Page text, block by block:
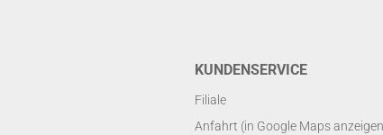
KUNDENSERVICE
Filiale
Anfahrt (in Google Maps